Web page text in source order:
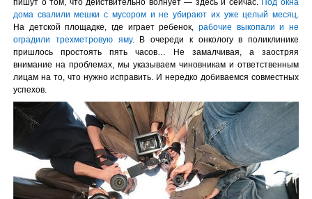
дома свалили мешки с мусором и не убирают их уже целый месяц
На детской площадке, где играет ребенок, рабочие выкопали и не
оградили трехметровую яму. В очереди к онкологу в поликлинике
пришлось простоять пять часов… Не замалчивая, а заостряя
внимание на проблемах, мы указываем чиновникам и ответственным
лицам на то, что нужно исправить. И нередко добиваемся совместных
успехов.